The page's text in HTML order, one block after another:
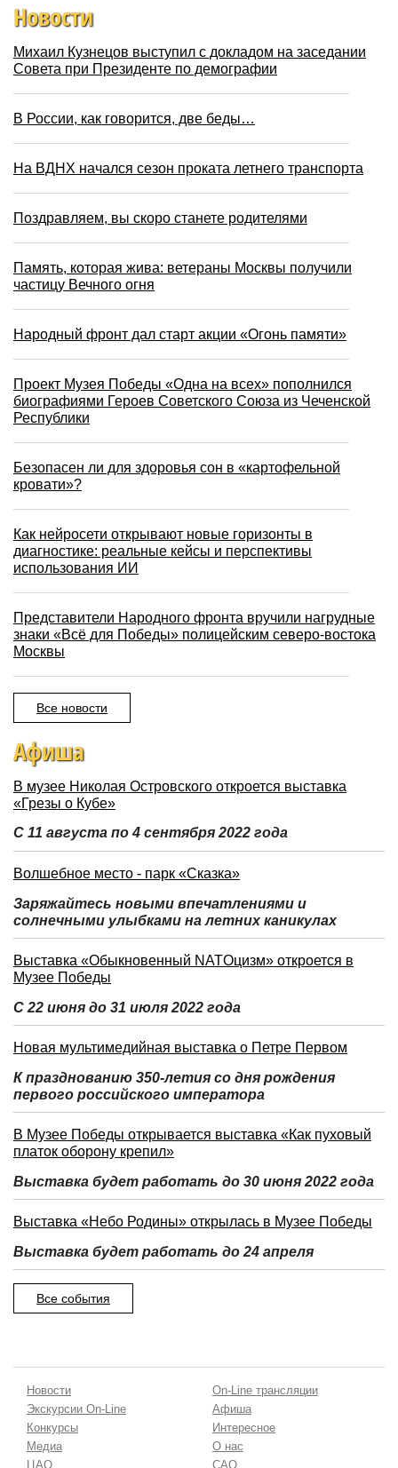
Новости
Михаил Кузнецов выступил с докладом на заседании
Совета при Президенте по демографии
В России, как говорится, две беды…
На ВДНХ начался сезон проката летнего транспорта
Поздравляем, вы скоро станете родителями
Память, которая жива: ветераны Москвы получили
частицу Вечного огня
Народный фронт дал старт акции «Огонь памяти»
Проект Музея Победы «Одна на всех» пополнился
биографиями Героев Советского Союза из Чеченской
Республики
Безопасен ли для здоровья сон в «картофельной
кровати»?
Как нейросети открывают новые горизонты в
диагностике: реальные кейсы и перспективы
использования ИИ
Представители Народного фронта вручили нагрудные
знаки «Всё для Победы» полицейским северо-востока
Москвы
Все новости
Афиша
В музее Николая Островского откроется выставка
«Грезы о Кубе»
С 11 августа по 4 сентября 2022 года
Волшебное место - парк «Сказка»
Заряжайтесь новыми впечатлениями и
солнечными улыбками на летних каникулах
Выставка «Обыкновенный NATOцизм» откроется в
Музее Победы
С 22 июня до 31 июля 2022 года
Новая мультимедийная выставка о Петре Первом
К празднованию 350-летия со дня рождения
первого российского императора
В Музее Победы открывается выставка «Как пуховый
платок оборону крепил»
Выставка будет работать до 30 июня 2022 года
Выставка «Небо Родины» открылась в Музее Победы
Выставка будет работать до 24 апреля
Все события
Новости
On-Line трансляции
Экскурсии On-Line
Афиша
Конкурсы
Интересное
Медиа
О нас
ЦАО
САО